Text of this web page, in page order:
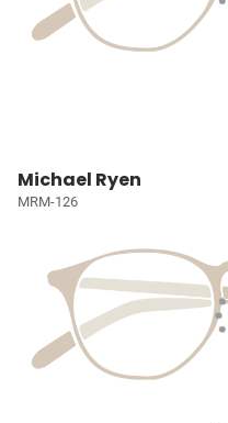
Michael Ryen
MRM-126